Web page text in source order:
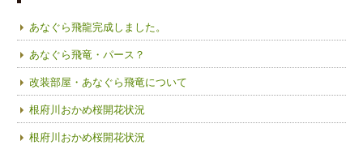
あなぐら飛龍完成しました。
あなぐら飛竜・パース？
改装部屋・あなぐら飛竜について
根府川おかめ桜開花状況
根府川おかめ桜開花状況